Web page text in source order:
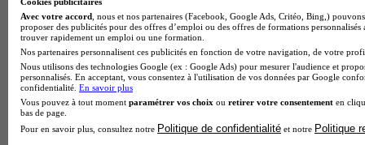
BTS Ndrc en alternance
BTS Sam en alternance
Cap Fleuriste en alternance
BTS Sio en alternance
MSc Marketing Digital en alternance
BTS Gpme en alternance
Cap Electricien en alternance
BTS Gpn en alternance
BTS Domotique en alternance
BAC Pro Agora en alternance
Avec votre accord , nous et nos partenaires (Facebook, Google Ads, Critéo, Bing,)
proposer des publicités pour des offres d’emploi ou des offres de formations
trouver rapidement un emploi ou une formation.
Nos partenaires personnalisent ces publicités en fonction de votre navigation, de votre
Nous utilisons des technologies Google (ex : Google Ads) pour mesurer l'audience et
personnalisés. En acceptant, vous consentez à l'utilisation de vos données par Google
confidentialité. En savoir plus
Vous pouvez à tout moment paramétrer vos choix ou retirer votre consentement en
bas de page.
Pour en savoir plus, consultez notre Politique de confidentialité et notre Politique